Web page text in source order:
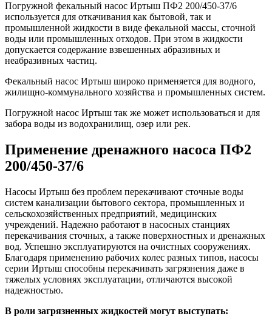
Погружной фекальный насос Иртыш ПФ2 200/450-37/6
используется для откачивания как бытовой, так и
промышленной жидкости в виде фекальной массы, сточной
воды или промышленных отходов. При этом в жидкости
допускается содержание взвешенных абразивных и
неабразивных частиц.
Фекальный насос Иртыш широко применяется для водного,
жилищно-коммунального хозяйства и промышленных систем.
Погружной насос Иртыш так же может использоваться и для
забора воды из водохранилищ, озер или рек.
Применение дренажного насоса ПФ2
200/450-37/6
Насосы Иртыш без проблем перекачивают сточные воды
систем канализации бытового сектора, промышленных и
сельскохозяйственных предприятий, медицинских
учреждений. Надежно работают в насосных станциях
перекачивания сточных, а также поверхностных и дренажных
вод. Успешно эксплуатируются на очистных сооружениях.
Благодаря применению рабочих колес разных типов, насосы
серии Иртыш способны перекачивать загрязнения даже в
тяжелых условиях эксплуатации, отличаются высокой
надежностью.
В роли загрязненных жидкостей могут выступать: